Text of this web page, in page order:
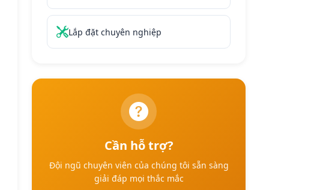
Lắp đặt chuyên nghiệp
Cần hỗ trợ?
Đội ngũ chuyên viên của chúng tôi sẵn sàng
giải đáp mọi thắc mắc